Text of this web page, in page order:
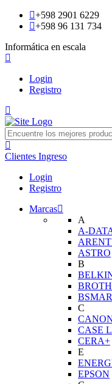
+598 2901 6229
+598 96 131 734
Informática en escala
Login
Registro
Clientes Ingreso
Login
Registro
Marcas
A
A-
ASTRO
B
C
CASE
CERA+
E
EPSON